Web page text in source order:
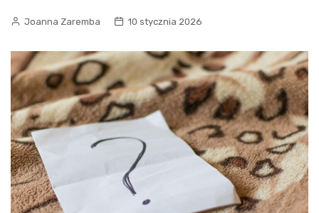
Joanna Zaremba 10 stycznia 2026